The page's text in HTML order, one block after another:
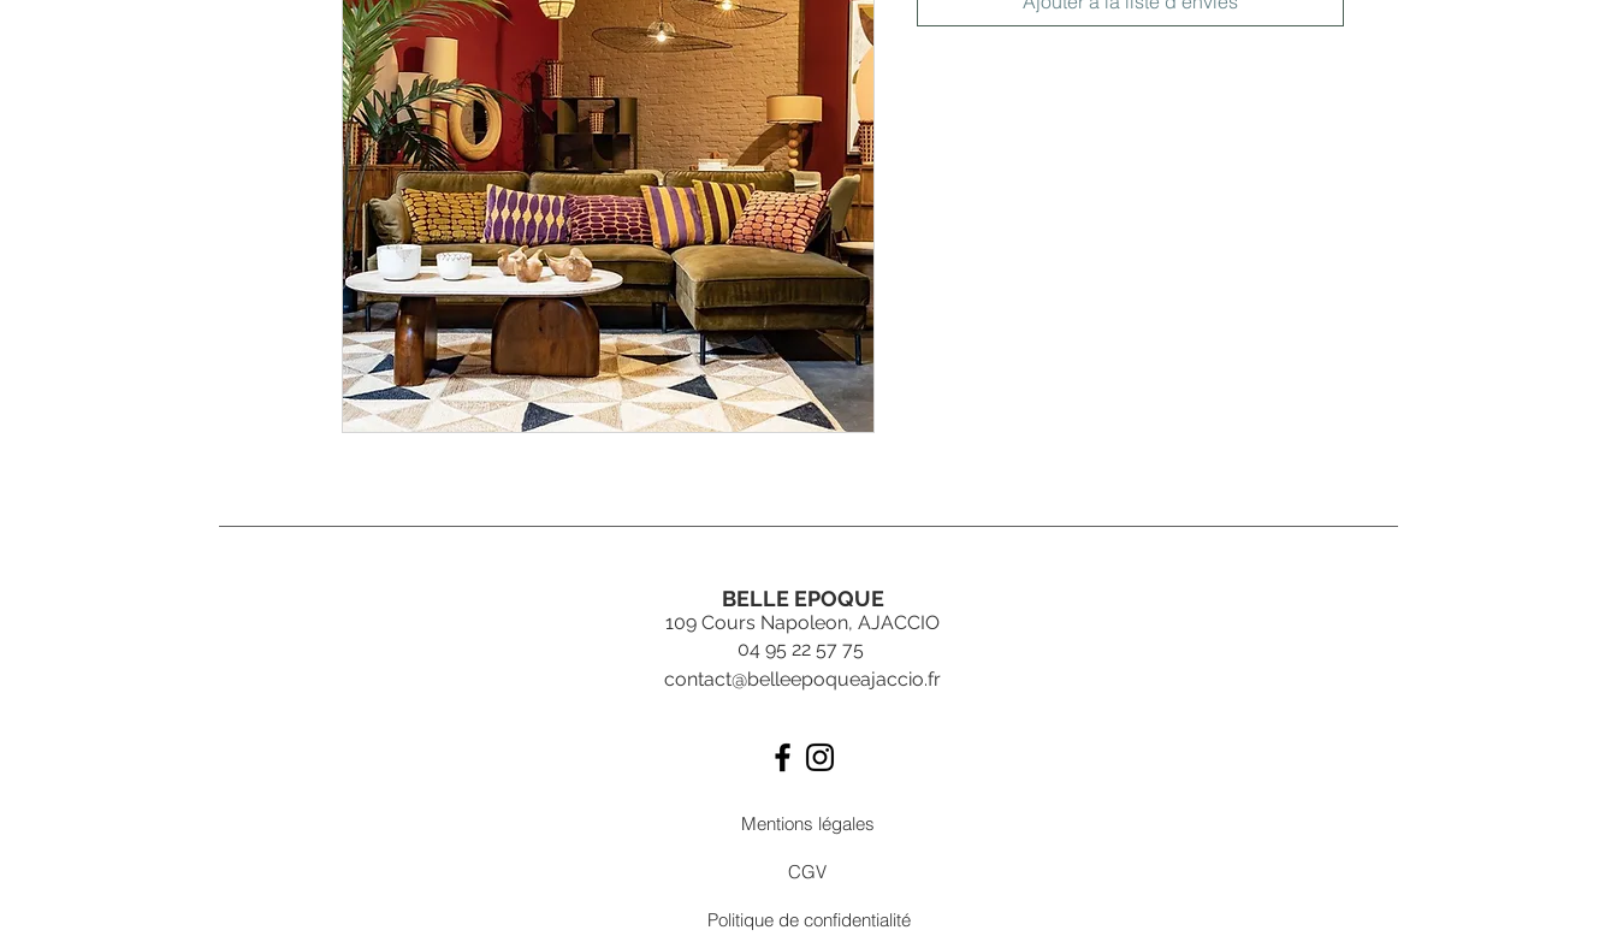
BELLE EPOQUE
109 Cours Napoleon, AJACCIO
04 95 22 57 75
contact@belleepoqueajaccio.fr
Mentions légales
CGV
Politique de confidentialité